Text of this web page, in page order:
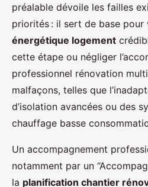
préalable dévoile les failles
priorités : il sert de base pour
énergétique logement
cette étape ou négliger
professionnel rénovation
malfaçons, telles que
d’isolation avancées ou des
chauffage basse
Un accompagnement
notamment par un
la planification chantier